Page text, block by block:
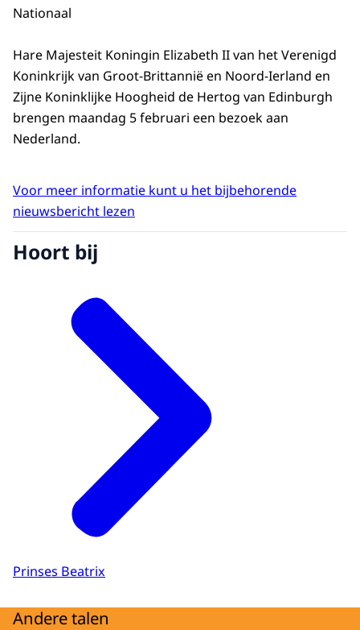
Nationaal
Hare Majesteit Koningin Elizabeth II van het Verenigd
Koninkrijk van Groot-Brittannië en Noord-Ierland en
Zijne Koninklijke Hoogheid de Hertog van Edinburgh
brengen maandag 5 februari een bezoek aan
Nederland.
Voor meer informatie kunt u het bijbehorende
nieuwsbericht lezen
Hoort bij
Prinses Beatrix
Andere talen